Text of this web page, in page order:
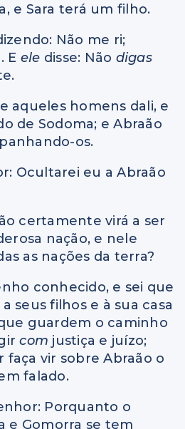
e Sara terá um filho.
Não me ri;
E ele disse: Não digas
aqueles homens dali, e
de Sodoma; e Abraão
os.
Ocultarei eu a Abraão
certamente virá a ser
nação, e nele
as nações da terra?
conhecido, e sei que
seus filhos e à sua casa
guardem o caminho
com justiça e juízo;
faça vir sobre Abraão o
falado.
Porquanto o
e Gomorra se tem